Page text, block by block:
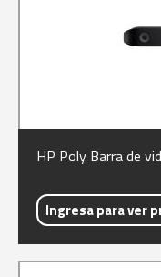
HP Poly Barra de
Ingresa para ver